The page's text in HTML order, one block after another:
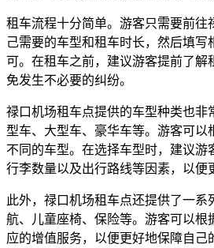
租车流程十分简单。游客只需要前往
己需要的车型和租车时长，然后填写
可。在租车之前，建议游客提前了解
免发生不必要的纠纷。
禄口机场租车点提供的车型种类也非
型车、大型车、豪华车等。游客可以
不同的车型。在选择车型时，建议游
行李数量以及出行路线等因素，以便
此外，禄口机场租车点还提供了一系
航、儿童座椅、保险等。游客可以根
应的增值服务，以便更好地保障自己